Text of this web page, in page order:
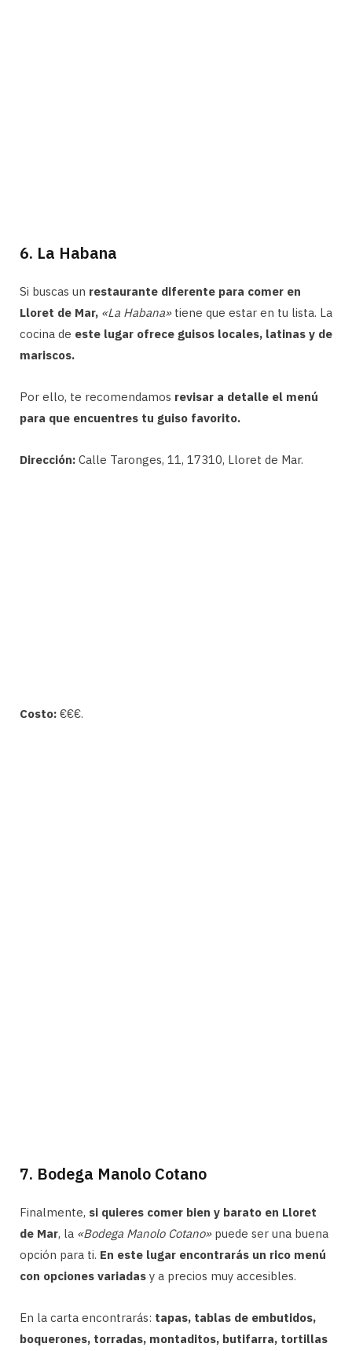
6. La Habana
Si buscas un restaurante diferente para comer en
Lloret de Mar, «La Habana»tiene que estar en tu lista. La
cocina de este lugar ofrece guisos locales, latinas y de
mariscos.
Por ello, te recomendamos revisar a detalle el menú
para que encuentres tu guiso favorito.
Dirección: Calle Taronges, 11, 17310, Lloret de Mar.
Costo: €€€.
7. Bodega Manolo Cotano
Finalmente, si quieres comer bien y barato en Lloret
de Mar, la «Bodega Manolo Cotano»puede ser una buena
opción para ti. En este lugar encontrarás un rico menú
con opciones variadas y a precios muy accesibles.
En la carta encontrarás: tapas, tablas de embutidos,
boquerones, torradas, montaditos, butifarra, tortillas